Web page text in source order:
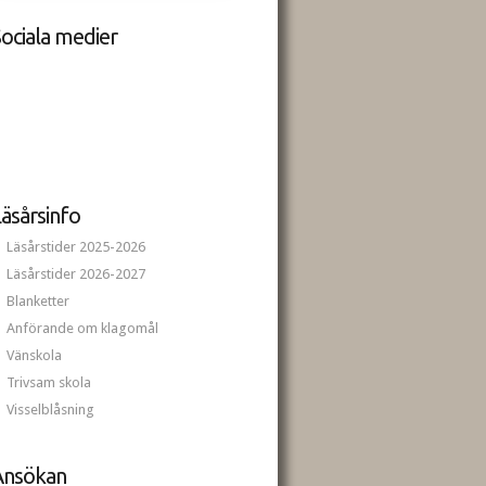
medier
Läsårstider 2025-2026
Läsårstider 2026-2027
Blanketter
Anförande om klagomål
Vänskola
Trivsam skola
Visselblåsning